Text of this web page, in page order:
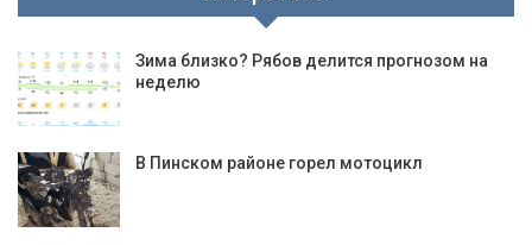
Зима близко? Рябов делится прогнозом на
неделю
В Пинском районе горел мотоцикл